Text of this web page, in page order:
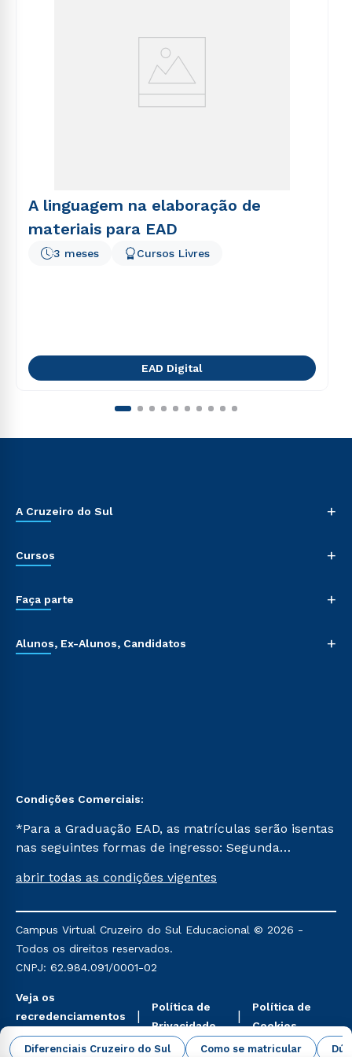
Diferenciais Cruzeiro do Sul Como se matricular
A linguagem na elaboração de
materiais para EAD
3 meses Cursos Livres
EAD Digital
A Cruzeiro do Sul +
Cursos +
Faça parte +
Alunos, Ex-Alunos, Candidatos +
Condições Comerciais:
*Para a Graduação EAD, as matrículas serão isentas
nas seguintes formas de ingresso: Segunda
Já para as demais, a taxa de matrícula será de R$
mencionadas são referentes aos cursos: Ensino
Religioso, Geografia para a Docência e Metodologia
do Ensino de História: Questões Atuais.
abrir todas as condições vigentes
Campus Virtual Cruzeiro do Sul Educacional © 2026 -
Todos os direitos reservados.
CNPJ: 62.984.091/0001-02
Veja os
recredenciamentos
aqui
Política de
Privacidade
Política de
Cookies